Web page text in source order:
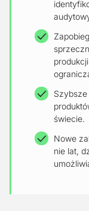
świecie.
Nowe
nie lat,